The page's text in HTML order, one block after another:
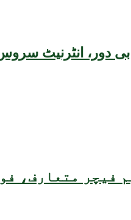
دور، انٹرنیٹ
فیچر متعارف،